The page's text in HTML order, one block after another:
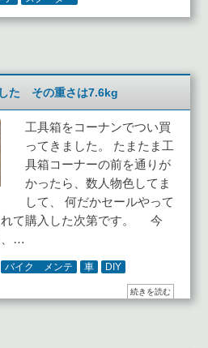
た その重さは7.6kg
工具箱をコーナンでつい買
ってきました。 たまたま工
具箱コーナーの前を通りが
かったら、数人物色してま
して、 何だかセールやって
れて購入した次第です。 今
、…
バイク メンテ 車 DIY
続きを読む